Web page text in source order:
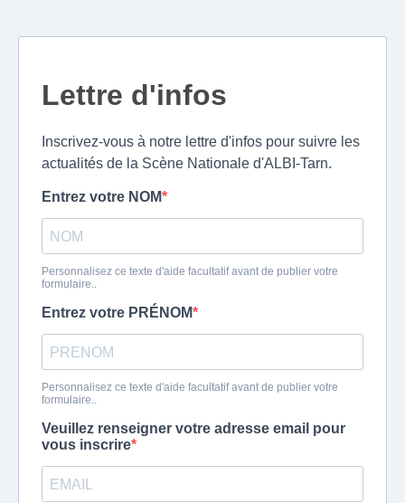
Lettre d'infos
Inscrivez-vous à notre lettre d'infos pour suivre les
actualités de la Scène Nationale d'ALBI-Tarn.
Entrez votre NOM
Personnalisez ce texte d'aide facultatif avant de publier votre
formulaire..
Entrez votre PRÉNOM
Personnalisez ce texte d'aide facultatif avant de publier votre
formulaire..
Veuillez renseigner votre adresse email pour
vous inscrire